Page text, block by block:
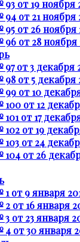
93 от 19 ноября
94 от 21 ноября
95 от 26 ноября
96 от 28 ноября
97 от 3 декабря
98 от 5 декабря
99 от 10
100 от 12
101 от 17
102 от 19
103 от 24
104 от 26
1 от 9 января
2 от 16 января
3 от 23 января
4 от 30 января